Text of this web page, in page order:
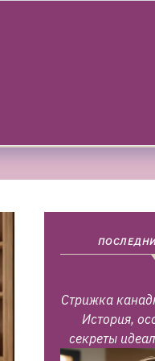
Стрижка
История,
секреты